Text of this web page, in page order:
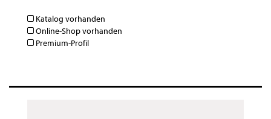
Katalog vorhanden
Online-Shop vorhanden
Premium-Profil